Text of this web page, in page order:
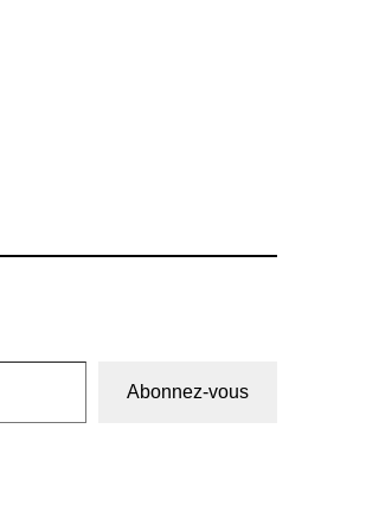
Abonnez-vous